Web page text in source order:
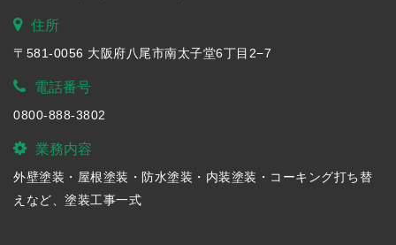
住所
〒581-0056 大阪府八尾市南太子堂6丁目2−7
電話番号
0800-888-3802
業務内容
外壁塗装・屋根塗装・防水塗装・内装塗装・コーキング打ち替
えなど、塗装工事一式